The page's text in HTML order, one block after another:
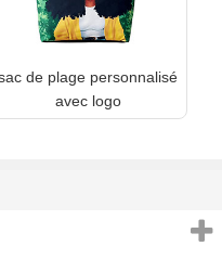
de plage personnalisé
avec logo